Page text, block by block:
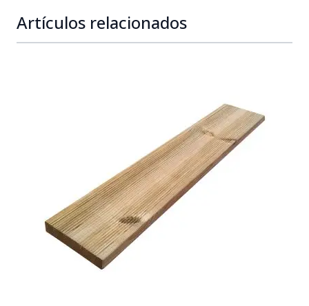
Artículos relacionados